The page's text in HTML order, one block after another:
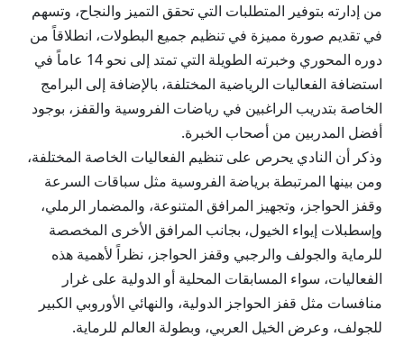
من إدارته بتوفير المتطلبات التي تحقق التميز والنجاح، وتسهم
في تقديم صورة مميزة في تنظيم جميع البطولات، انطلاقاً من
دوره المحوري وخبرته الطويلة التي تمتد إلى نحو 14 عاماً في
استضافة الفعاليات الرياضية المختلفة، بالإضافة إلى البرامج
الخاصة بتدريب الراغبين في رياضات الفروسية والقفز، بوجود
أفضل المدربين من أصحاب الخبرة.
وذكر أن النادي يحرص على تنظيم الفعاليات الخاصة المختلفة،
ومن بينها المرتبطة برياضة الفروسية مثل سباقات السرعة
وقفز الحواجز، وتجهيز المرافق المتنوعة، والمضمار الرملي،
وإسطبلات إيواء الخيول، بجانب المرافق الأخرى المخصصة
للرماية والجولف والرجبي وقفز الحواجز، نظراً لأهمية هذه
الفعاليات، سواء المسابقات المحلية أو الدولية على غرار
منافسات مثل قفز الحواجز الدولية، والنهائي الأوروبي الكبير
للجولف، وعرض الخيل العربي، وبطولة العالم للرماية.